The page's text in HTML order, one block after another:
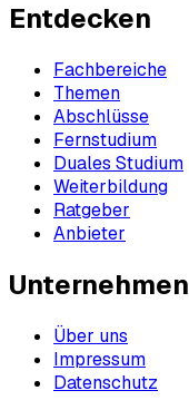
Entdecken
Fachbereiche
Themen
Abschlüsse
Fernstudium
Duales Studium
Weiterbildung
Ratgeber
Anbieter
Unternehmen
Über uns
Impressum
Datenschutz